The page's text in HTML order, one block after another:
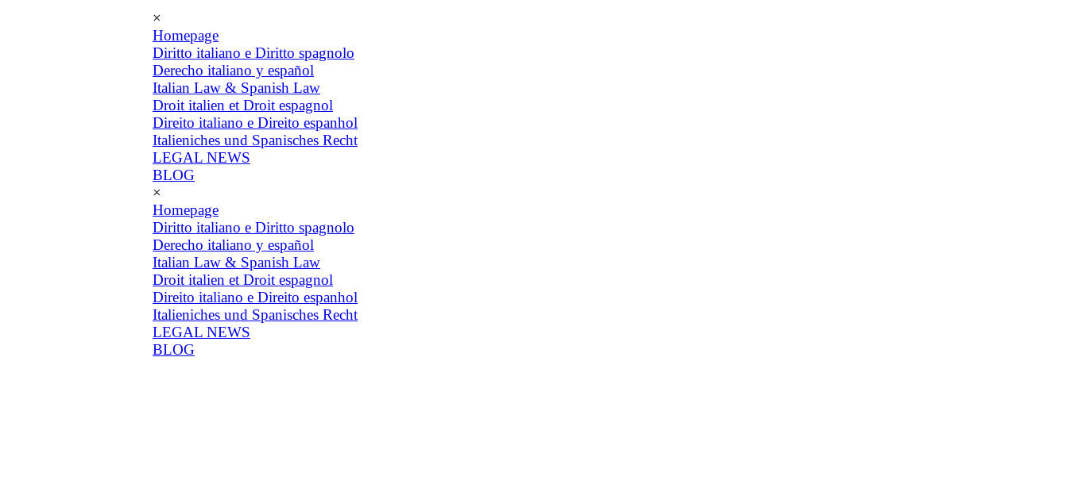
×
Homepage
Diritto italiano e Diritto spagnolo
Derecho italiano y español
Italian Law & Spanish Law
Droit italien et Droit espagnol
Direito italiano e Direito espanhol
Italieniches und Spanisches Recht
LEGAL NEWS
BLOG
×
Homepage
Diritto italiano e Diritto spagnolo
Derecho italiano y español
Italian Law & Spanish Law
Droit italien et Droit espagnol
Direito italiano e Direito espanhol
Italieniches und Spanisches Recht
LEGAL NEWS
BLOG